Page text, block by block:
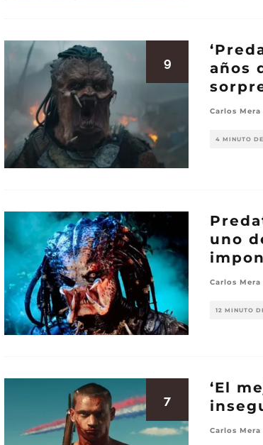
9
años
Carlos Mera
4 MINUTO
uno
Carlos Mera
12 MINUTO
7
‘El
Carlos Mera